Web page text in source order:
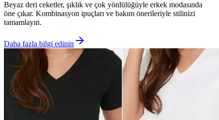
Beyaz deri ceketler, şıklık ve çok yönlülüğüyle erkek modasında
öne çıkar. Kombinasyon ipuçları ve bakım önerileriyle stilinizi
tamamlayın.
Daha fazla bilgi edinin